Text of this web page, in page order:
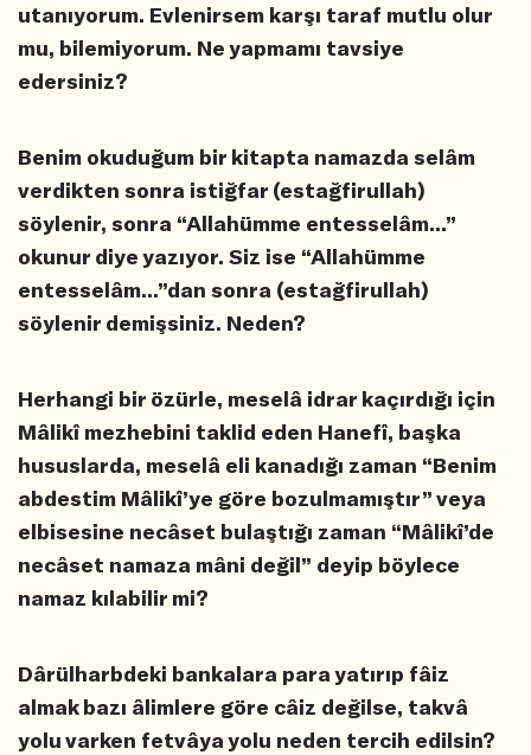
utanıyorum. Evlenirsem karşı taraf mutlu olur
mu, bilemiyorum. Ne yapmamı tavsiye
edersiniz?
Benim okuduğum bir kitapta namazda selâm
verdikten sonra istiğfar (estağfirullah)
söylenir, sonra “Allahümme entesselâm...”
okunur diye yazıyor. Siz ise “Allahümme
entesselâm...”dan sonra (estağfirullah)
söylenir demişsiniz. Neden?
Herhangi bir özürle, meselâ idrar kaçırdığı için
Mâlikî mezhebini taklid eden Hanefî, başka
hususlarda, meselâ eli kanadığı zaman “Benim
abdestim Mâlikî’ye göre bozulmamıştır” veya
elbisesine necâset bulaştığı zaman “Mâlikî’de
necâset namaza mâni değil” deyip böylece
namaz kılabilir mi?
Dârülharbdeki bankalara para yatırıp fâiz
almak bazı âlimlere göre câiz değilse, takvâ
yolu varken fetvâya yolu neden tercih edilsin?